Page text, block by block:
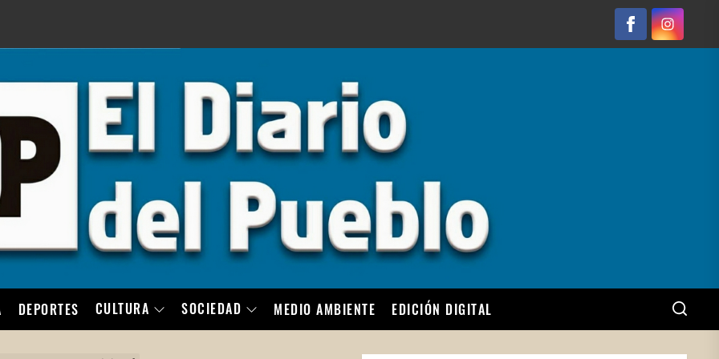
FacebookInstagram
DEPORTES CULTURA SOCIEDAD MEDIO AMBIENTE EDICIÓN DIGITAL